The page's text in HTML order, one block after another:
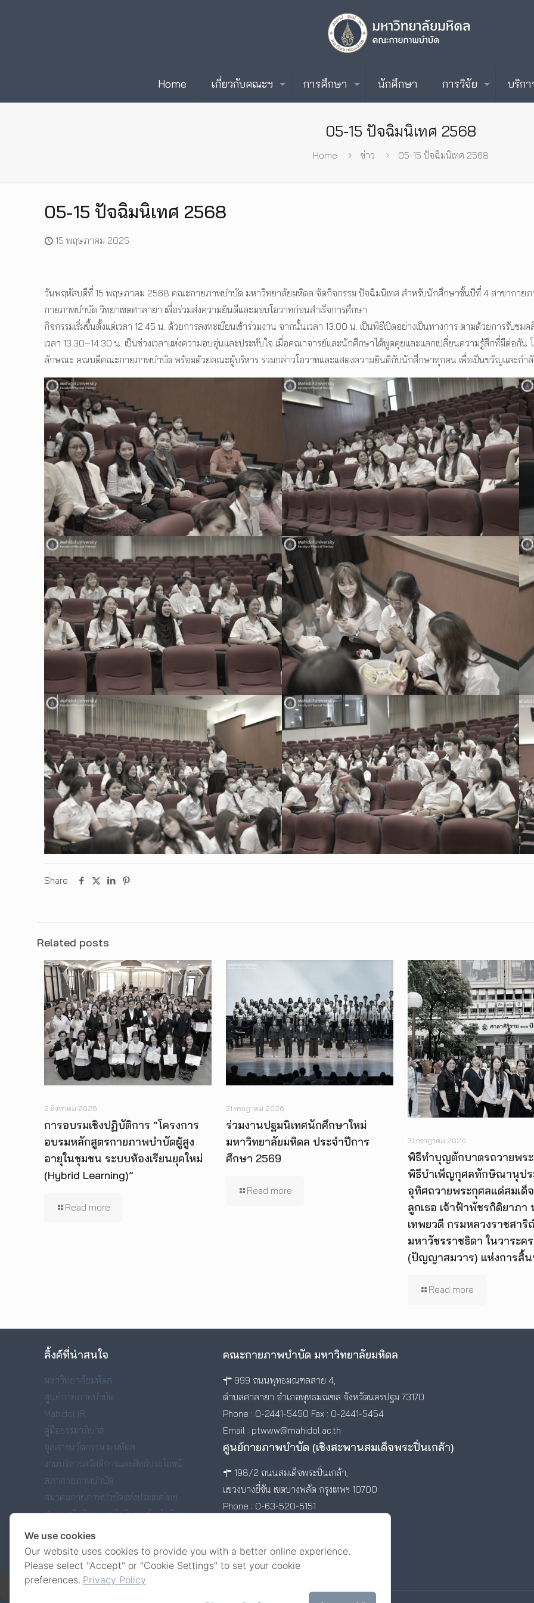
Home เกี่ยวกับคณะฯ การศึกษา นักศึกษา การวิจัย บริกา
05-15 ปัจฉิมนิเทศ 2568
Home ข่าว 05-15 ปัจฉิมนิเทศ 2568
05-15 ปัจฉิมนิเทศ 2568
15 พฤษภาคม 2025
วันพฤหัสบดีที่ 15 พฤษภาคม 2568 คณะกายภาพบำบัด มหาวิทยาลัยมหิดล จัดกิจกรรม ปัจฉิมนิเทศ สำหรับนักศึกษาชั้นปีที่ 4 สาขากาย
กายภาพบำบัด วิทยาเขตศาลายา เพื่อร่วมส่งความยินดีและมอบโอวาทก่อนสำเร็จการศึกษา
กิจกรรมเริ่มขึ้นตั้งแต่เวลา 12.45 น. ด้วยการลงทะเบียนเข้าร่วมงาน จากนั้นเวลา 13.00 น. เป็นพิธีเปิดอย่างเป็นทางการ ตามด้วยการรับช
เวลา 13.30–14.30 น. เป็นช่วงเวลาแห่งความอบอุ่นและประทับใจ เมื่อคณาจารย์และนักศึกษาได้พูดคุยและแลกเปลี่ยนความรู้สึกที่มีต่อกัน
ลักษณะ คณบดีคณะกายภาพบำบัด พร้อมด้วยคณะผู้บริหาร ร่วมกล่าวโอวาทและแสดงความยินดีกับนักศึกษาทุกคน เพื่อเป็นขวัญและกำลัง
Share
Related posts
2 สิงหาคม 2026
การอบรมเชิงปฏิบัติการ “โครงการ
อบรมหลักสูตรกายภาพบำบัดผู้สูง
อายุในชุมชน ระบบห้องเรียนยุคใหม่
(Hybrid Learning)”
Read more
31 กรกฎาคม 2026
ร่วมงานปฐมนิเทศนักศึกษาใหม่
มหาวิทยาลัยมหิดล ประจำปีการ
ศึกษา 2569
Read more
31 กรกฎาคม 2026
พิธีทำบุญตักบาตรถวายพร
พิธีบำเพ็ญกุศลทักษิณานุป
อุทิศถวายพระกุศลแด่สมเด็
ลูกเธอ เจ้าฟ้าพัชรกิติยาภา
เทพยวดี กรมหลวงราชสา
มหาวัชรราชธิดา ในวาระค
(ปัญญาสมวาร) แห่งการสิ้
Read more
ลิ้งค์ที่น่าสนใจ
มหาวิทยาลัยมหิดล
ศูนย์กายภาพบำบัด
Mahidol IR
คู่มือธรรมาภิบาล
จุลสารนวัตกรรม ม.มหิดล
งานบริหารสวัสดิการและสิทธิประโยชน์
สภากายภาพบำบัด
สมาคมกายภาพบำบัดแห่งประเทศไทย
สมาคมนักกิจกรรมบำบัด/อาชีวบำบัดแห่ง
ประเทศไทย
สมาคมศิษย์เก่าคณะกายภาพบำบัด มหาวิทยาลัย
มหิดล
คณะกายภาพบำบัด มหาวิทยาลัยมหิดล
999 ถนนพุทธมณฑลสาย 4,
ตำบลศาลายา อำเภอพุทธมณฑล จังหวัดนครปฐม 73170
Phone : 0-2441-5450 Fax : 0-2441-5454
Email : ptwww@mahidol.ac.th
ศูนย์กายภาพบำบัด (เชิงสะพานสมเด็จพระปิ่นเกล้า)
198/2 ถนนสมเด็จพระปิ่นเกล้า,
แขวงบางยี่ขัน เขตบางพลัด กรุงเทพฯ 10700
Phone : 0-63-520-5151
We use cookies
Our website uses cookies to provide you with a better online experience.
Please select "Accept" or "Cookie Settings" to set your cookie
preferences. Privacy Policy